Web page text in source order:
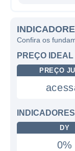
Confira os
PREÇO
PREÇO
DY
0%